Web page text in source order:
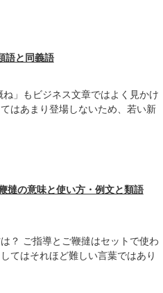
語と同義語
ね」もビジネス文章ではよく見かけ
はあまり登場しないため、若い新
撻の意味と使い方・例文と類語
？ ご指導とご鞭撻はセットで使わ
てはそれほど難しい言葉ではあり